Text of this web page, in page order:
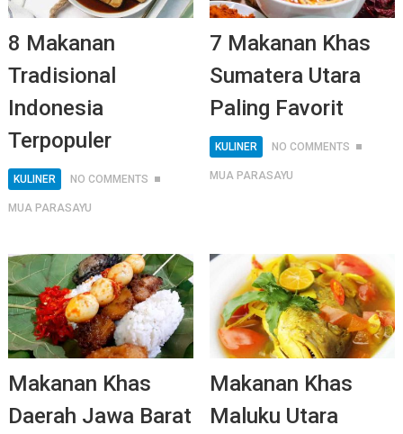
8 Makanan
Tradisional
Indonesia
Terpopuler
KULINER NO COMMENTS
MUA PARASAYU
7 Makanan Khas
Sumatera Utara
Paling Favorit
KULINER NO COMMENTS
MUA PARASAYU
Makanan Khas
Daerah Jawa Barat
Makanan Khas
Maluku Utara